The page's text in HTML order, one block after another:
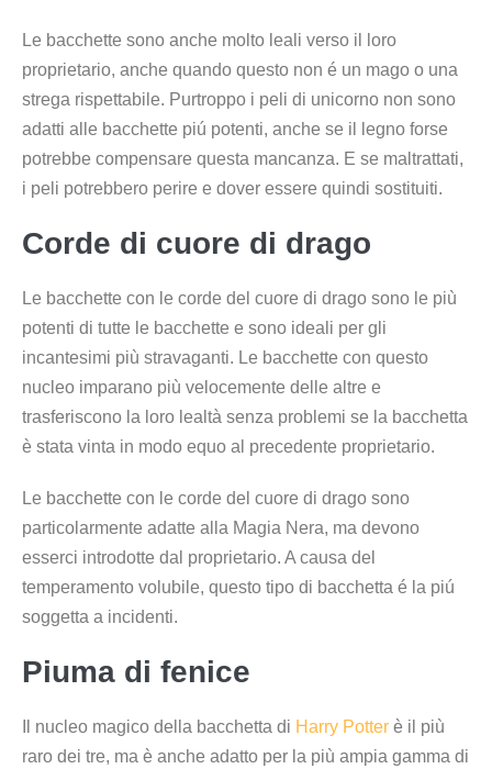
Le bacchette sono anche molto leali verso il loro
proprietario, anche quando questo non é un mago o una
strega rispettabile. Purtroppo i peli di unicorno non sono
adatti alle bacchette piú potenti, anche se il legno forse
potrebbe compensare questa mancanza. E se maltrattati,
i peli potrebbero perire e dover essere quindi sostituiti.
Corde di cuore di drago
Le bacchette con le corde del cuore di drago sono le più
potenti di tutte le bacchette e sono ideali per gli
incantesimi più stravaganti. Le bacchette con questo
nucleo imparano più velocemente delle altre e
trasferiscono la loro lealtà senza problemi se la bacchetta
è stata vinta in modo equo al precedente proprietario.
Le bacchette con le corde del cuore di drago sono
particolarmente adatte alla Magia Nera, ma devono
esserci introdotte dal proprietario. A causa del
temperamento volubile, questo tipo di bacchetta é la piú
soggetta a incidenti.
Piuma di fenice
Il nucleo magico della bacchetta di Harry Potter è il più
raro dei tre, ma è anche adatto per la più ampia gamma di